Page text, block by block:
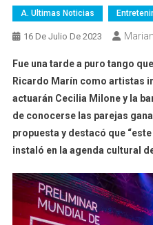
A. Ultimas Noticias
16 De Julio De 2023
Fue una tarde a puro tango
Ricardo Marín como artistas
actuarán Cecilia Milone y la
de conocerse las parejas
propuesta y destacó que
instaló en la agenda cultural